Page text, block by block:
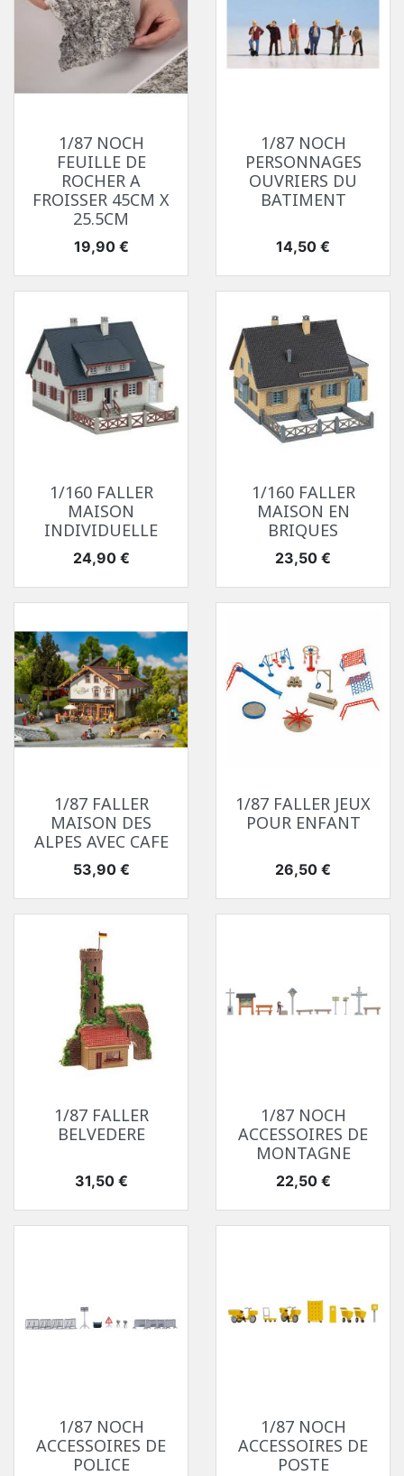
1/87 NOCH
FEUILLE DE
ROCHER A
FROISSER 45CM X
25.5CM
Prix
19,90 €
1/87 NOCH
PERSONNAGES
OUVRIERS DU
BATIMENT
Prix
14,50 €
1/160 FALLER
MAISON
INDIVIDUELLE
Prix
24,90 €
1/160 FALLER
MAISON EN
BRIQUES
Prix
23,50 €
1/87 FALLER
MAISON DES
ALPES AVEC CAFE
Prix
53,90 €
1/87 FALLER JEUX
POUR ENFANT
Prix
26,50 €
1/87 FALLER
BELVEDERE
Prix
31,50 €
1/87 NOCH
ACCESSOIRES DE
MONTAGNE
Prix
22,50 €
1/87 NOCH
ACCESSOIRES DE
POLICE
1/87 NOCH
ACCESSOIRES DE
POSTE